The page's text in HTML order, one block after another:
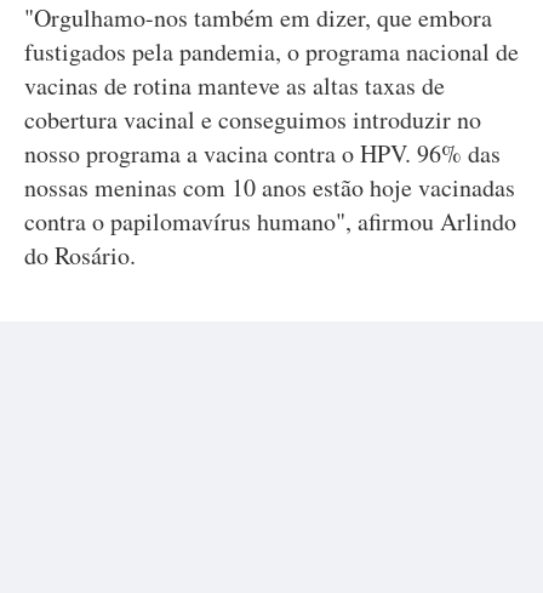
"Orgulhamo-nos também em dizer, que embora
fustigados pela pandemia, o programa nacional de
vacinas de rotina manteve as altas taxas de
cobertura vacinal e conseguimos introduzir no
nosso programa a vacina contra o HPV. 96% das
nossas meninas com 10 anos estão hoje vacinadas
contra o papilomavírus humano", afirmou Arlindo
do Rosário.